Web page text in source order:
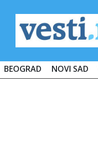
BEOGRAD NOVI SAD